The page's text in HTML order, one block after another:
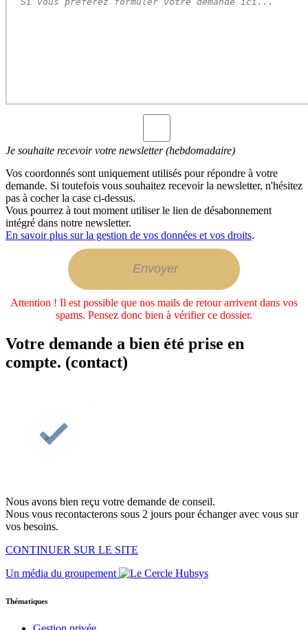
Je souhaite recevoir votre newsletter (hebdomadaire)
Vos coordonnés sont uniquement utilisés pour répondre à votre
demande. Si toutefois vous souhaitez recevoir la newsletter, n'hésitez
pas à cocher la case ci-dessus.
Vous pourrez à tout moment utiliser le lien de désabonnement
intégré dans notre newsletter.
En savoir plus sur la gestion de vos données et vos droits.
Attention ! Il est possible que nos mails de retour arrivent dans vos
spams. Pensez donc bien à vérifier ce dossier.
Votre demande a bien été prise en
compte. (contact)
Nous avons bien reçu votre demande de conseil.
Nous vous recontacterons sous 2 jours pour échanger avec vous sur
vos besoins.
CONTINUER SUR LE SITE
Un média du groupement
Thématiques